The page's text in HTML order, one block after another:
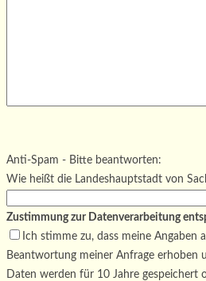
Bitte lasse dieses Feld leer.
Anti-Spam - Bitte beantworten:
Wie heißt die Landeshauptstadt von
Zustimmung zur Datenverarbeitung
Ich stimme zu, dass meine Angaben
Beantwortung meiner Anfrage erhoben
Daten werden für 10 Jahre gespeichert